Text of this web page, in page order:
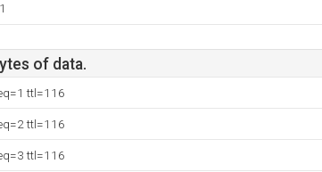
of data.
ttl=116
ttl=116
ttl=116